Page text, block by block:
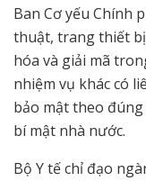
Ban Cơ yếu Chính
thuật, trang thiết bị
hóa và giải mã
nhiệm vụ khác có
bảo mật theo
bí mật nhà nước.
Bộ Y tế chỉ đạo